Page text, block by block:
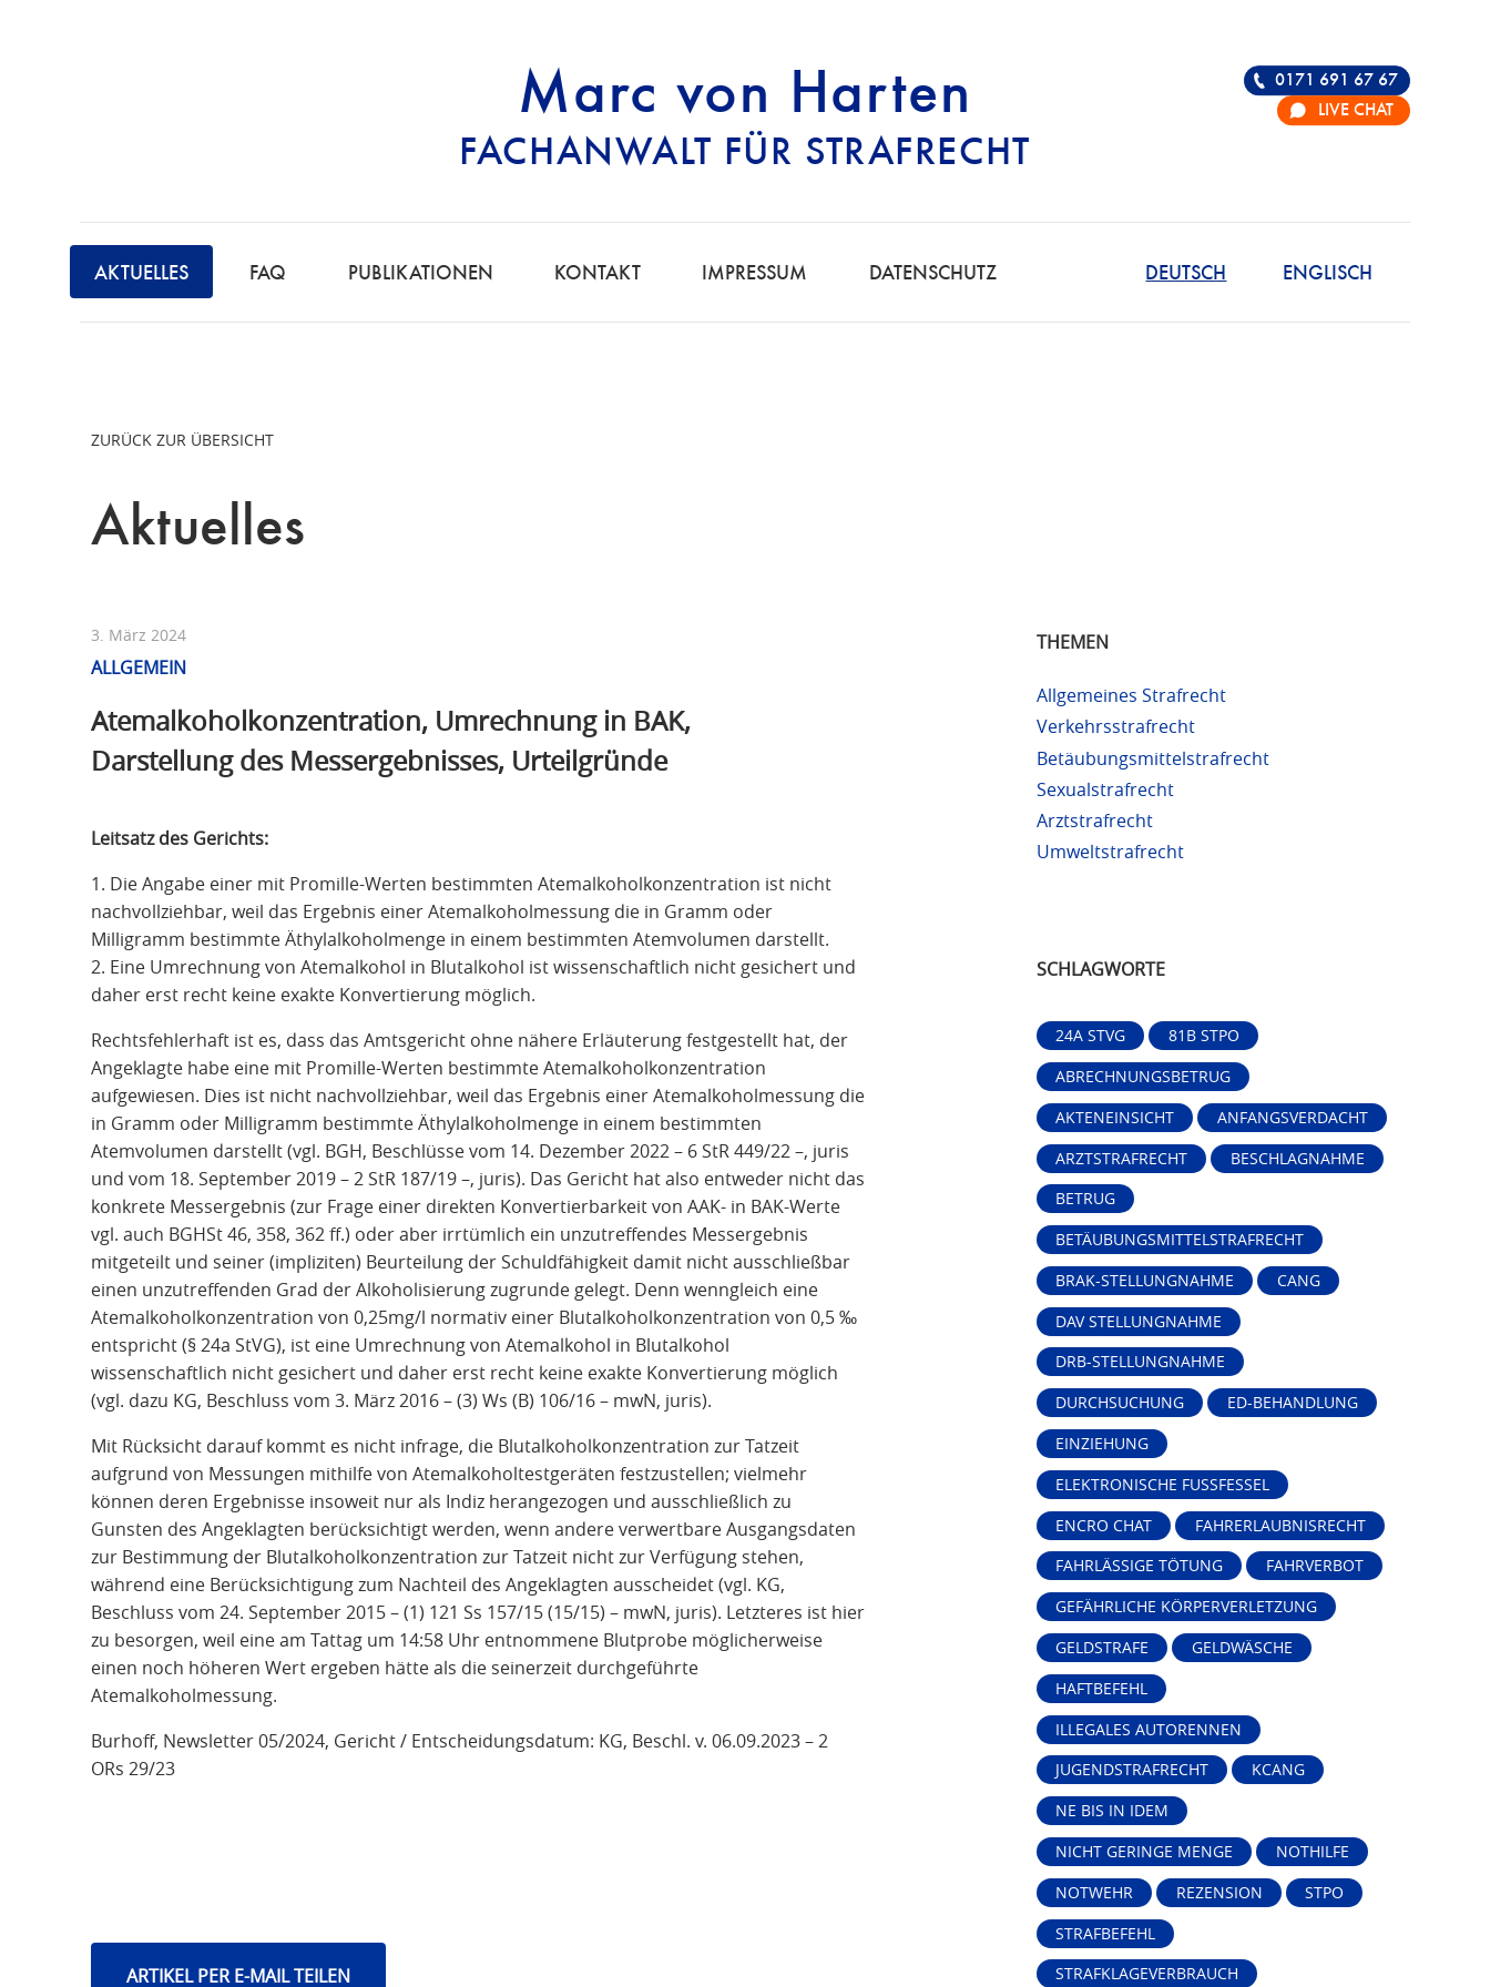
Marc von Harten
FACHANWALT FÜR STRAFRECHT
STRAFRECHT | RECHTSANWALT FÜR DIE
AKTUELLES FAQ PUBLIKATIONEN KONTAKT IMPRESSUM DATENSCHUTZ ENGLISCH
DEUTSCH
0171 691 67 67
LIVE CHAT
ZURÜCK ZUR ÜBERSICHT
Aktuelles
3. März 2024
ALLGEMEIN
Atemalkoholkonzentration, Umrechnung in BAK,
Darstellung des Messergebnisses, Urteilgründe
Leitsatz des Gerichts:
1. Die Angabe einer mit Promille-Werten bestimmten Atemalkoholkonzentration ist nicht
nachvollziehbar, weil das Ergebnis einer Atemalkoholmessung die in Gramm oder
Milligramm bestimmte Äthylalkoholmenge in einem bestimmten Atemvolumen darstellt.
2. Eine Umrechnung von Atemalkohol in Blutalkohol ist wissenschaftlich nicht gesichert und
daher erst recht keine exakte Konvertierung möglich.
Rechtsfehlerhaft ist es, dass das Amtsgericht ohne nähere Erläuterung festgestellt hat, der
Angeklagte habe eine mit Promille-Werten bestimmte Atemalkoholkonzentration
aufgewiesen. Dies ist nicht nachvollziehbar, weil das Ergebnis einer Atemalkoholmessung die
in Gramm oder Milligramm bestimmte Äthylalkoholmenge in einem bestimmten
Atemvolumen darstellt (vgl. BGH, Beschlüsse vom 14. Dezember 2022 – 6 StR 449/22 –, juris
und vom 18. September 2019 – 2 StR 187/19 –, juris). Das Gericht hat also entweder nicht das
konkrete Messergebnis (zur Frage einer direkten Konvertierbarkeit von AAK- in BAK-Werte
vgl. auch BGHSt 46, 358, 362 ff.) oder aber irrtümlich ein unzutreffendes Messergebnis
mitgeteilt und seiner (impliziten) Beurteilung der Schuldfähigkeit damit nicht ausschließbar
einen unzutreffenden Grad der Alkoholisierung zugrunde gelegt. Denn wenngleich eine
Atemalkoholkonzentration von 0,25mg/l normativ einer Blutalkoholkonzentration von 0,5 ‰
entspricht (§ 24a StVG), ist eine Umrechnung von Atemalkohol in Blutalkohol
wissenschaftlich nicht gesichert und daher erst recht keine exakte Konvertierung möglich
(vgl. dazu KG, Beschluss vom 3. März 2016 – (3) Ws (B) 106/16 – mwN, juris).
Mit Rücksicht darauf kommt es nicht infrage, die Blutalkoholkonzentration zur Tatzeit
aufgrund von Messungen mithilfe von Atemalkoholtestgeräten festzustellen; vielmehr
können deren Ergebnisse insoweit nur als Indiz herangezogen und ausschließlich zu
Gunsten des Angeklagten berücksichtigt werden, wenn andere verwertbare Ausgangsdaten
zur Bestimmung der Blutalkoholkonzentration zur Tatzeit nicht zur Verfügung stehen,
während eine Berücksichtigung zum Nachteil des Angeklagten ausscheidet (vgl. KG,
Beschluss vom 24. September 2015 – (1) 121 Ss 157/15 (15/15) – mwN, juris). Letzteres ist hier
zu besorgen, weil eine am Tattag um 14:58 Uhr entnommene Blutprobe möglicherweise
einen noch höheren Wert ergeben hätte als die seinerzeit durchgeführte
Atemalkoholmessung.
Burhoff, Newsletter 05/2024, Gericht / Entscheidungsdatum: KG, Beschl. v. 06.09.2023 – 2
ORs 29/23
ARTIKEL PER E-MAIL TEILEN
THEMEN
Allgemeines Strafrecht
Verkehrsstrafrecht
Betäubungsmittelstrafrecht
Sexualstrafrecht
Arztstrafrecht
Umweltstrafrecht
SCHLAGWORTE
24A STVG
81B STPO
ABRECHNUNGSBETRUG
AKTENEINSICHT
ANFANGSVERDACHT
ARZTSTRAFRECHT
BESCHLAGNAHME
BETRUG
BETÄUBUNGSMITTELSTRAFRECHT
BRAK-STELLUNGNAHME
CANG
DAV STELLUNGNAHME
DRB-STELLUNGNAHME
DURCHSUCHUNG
ED-BEHANDLUNG
EINZIEHUNG
ELEKTRONISCHE FUSSFESSEL
ENCRO CHAT
FAHRERLAUBNISRECHT
FAHRLÄSSIGE TÖTUNG
FAHRVERBOT
GEFÄHRLICHE KÖRPERVERLETZUNG
GELDSTRAFE
GELDWÄSCHE
HAFTBEFEHL
ILLEGALES AUTORENNEN
JUGENDSTRAFRECHT
KCANG
NE BIS IN IDEM
NICHT GERINGE MENGE
NOTHILFE
NOTWEHR
REZENSION
STPO
STRAFBEFEHL
STRAFKLAGEVERBRAUCH